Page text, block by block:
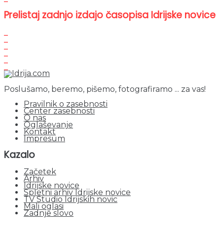
Prelistaj zadnjo izdajo časopisa Idrijske novice
Poslušamo, beremo, pišemo, fotografiramo ... za vas!
Pravilnik o zasebnosti
Center zasebnosti
O nas
Oglaševanje
Kontakt
Impresum
Kazalo
Začetek
Arhiv
Idrijske novice
Spletni arhiv Idrijske novice
TV Studio Idrijskih novic
Mali oglasi
Zadnje slovo